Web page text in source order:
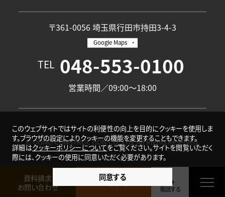
〒361-0056 埼玉県行田市持田3-4-3
Google Maps
TEL 048-553-0100
営業時間／09:00〜18:00
© OONO CONSTRUCTION CO.,LTD. All Rights Reserved.
資料請求
お問い合わせ
来場予約
電話する
このウェブサイトではサイトの利便性の向上を目的にクッキーを使用しま
す。ブラウザの設定によりクッキーの機能を変更することもできます。
詳細はクッキーポリシーについてをご覧ください。サイトを閲覧いただく
際には、クッキーの使用に同意いただく必要があります。
同意する